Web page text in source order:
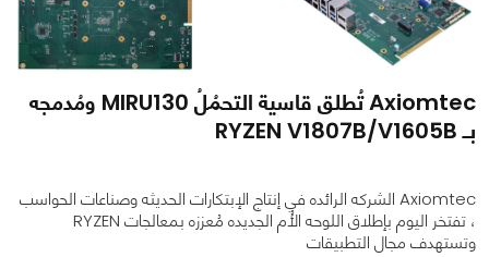
Axiomtec تُطلق قاسية التحمُلُ MIRU130 ومُدمجه
بــ RYZEN V1807B/V1605B
Axiomtec الشركه الرائده في إنتاج الإبتكارات الحديثه وصناعات الحواسب
، تفتخر اليوم بإطلاق اللوحه الأُم الجديده مُعززه بمعالجات RYZEN
وتستهدف مجال التطبيقات